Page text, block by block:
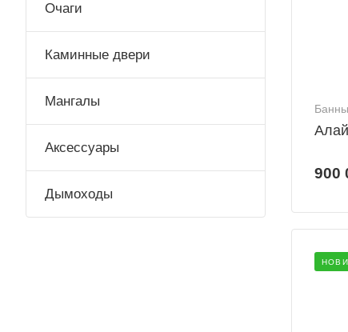
900
Очаги
Каминные двери
Мангалы
Аксессуары
Дымоходы